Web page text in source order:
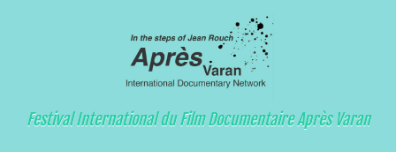
Festival International du Film Documentaire Après Varan